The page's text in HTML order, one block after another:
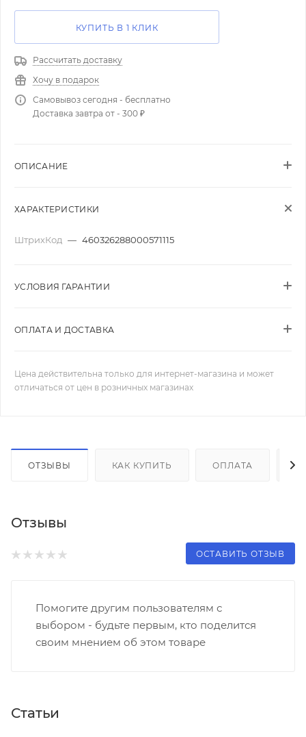
КУПИТЬ В 1 КЛИК
Рассчитать доставку
Хочу в подарок
Самовывоз сегодня - бесплатно
Доставка завтра от - 300 ₽
ОПИСАНИЕ
ХАРАКТЕРИСТИКИ
ШтрихКод — 460326288000571115
УСЛОВИЯ ГАРАНТИИ
ОПЛАТА И ДОСТАВКА
Цена действительна только для интернет-магазина и может
отличаться от цен в розничных магазинах
ОТЗЫВЫ КАК КУПИТЬ ОПЛАТА
Отзывы
ОСТАВИТЬ ОТЗЫВ
Помогите другим пользователям с
выбором - будьте первым, кто поделится
своим мнением об этом товаре
Статьи